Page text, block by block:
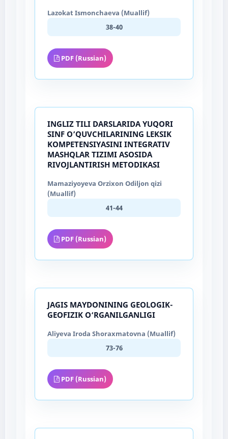
Lazokat Ismonchaeva (Muallif)
38-40
PDF (Russian)
INGLIZ TILI DARSLARIDA YUQORI
SINF O’QUVCHILARINING LEKSIK
KOMPETENSIYASINI INTEGRATIV
MASHQLAR TIZIMI ASOSIDA
RIVOJLANTIRISH METODIKASI
Mamaziyoyeva Orzixon Odiljon qizi
(Muallif)
41-44
PDF (Russian)
JAGIS MAYDONINING GEOLOGIK-
GEOFIZIK O‘RGANILGANLIGI
Aliyeva Iroda Shoraxmatovna (Muallif)
73-76
PDF (Russian)